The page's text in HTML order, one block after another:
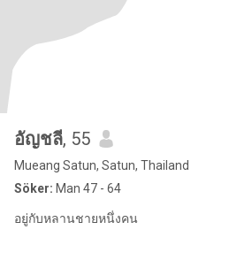
อัญชลี, 55
Mueang Satun, Satun, Thailand
Söker: Man 47 - 64
อยู่กับหลานชายหนึ่งคน